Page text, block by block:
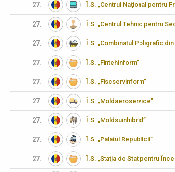
27. Î.S. „Centrul Naţional pentru
27. Î.S. „Centrul Tehnic pentru
27. Î.S. „Combinatul Poligrafic din
27. Î.S. „Fintehinform”
27. Î.S. „Fiscservinform”
27. Î.S. „Moldaeroservice”
27. Î.S. „Moldsuinhibrid”
27. Î.S. „Palatul Republicii”
27. Î.S. „Staţia de Stat pentru